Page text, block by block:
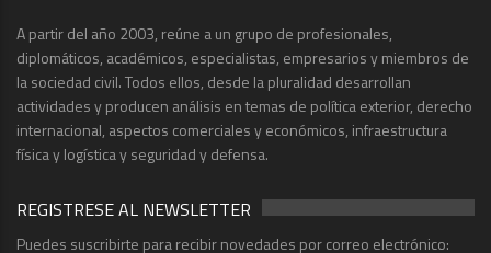
A partir del año 2003, reúne a un grupo de profesionales,
diplomáticos, académicos, especialistas, empresarios y miembros de
la sociedad civil. Todos ellos, desde la pluralidad desarrollan
actividades y producen análisis en temas de política exterior, derecho
internacional, aspectos comerciales y económicos, infraestructura
física y logística y seguridad y defensa.
REGISTRESE AL NEWSLETTER
Puedes suscribirte para recibir novedades por correo electrónico: